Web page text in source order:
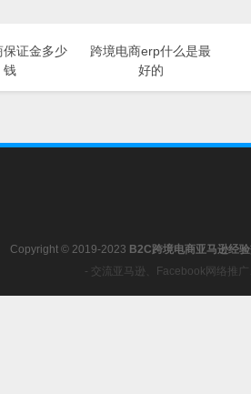
保证金多少
钱
跨境电商erp什么是最
好的
Copyright © 2019-2023 B2C跨境电商亚马逊经
- 交流亚马逊、Facebook网络推